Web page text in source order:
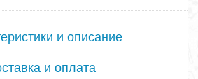
и описание
и оплата